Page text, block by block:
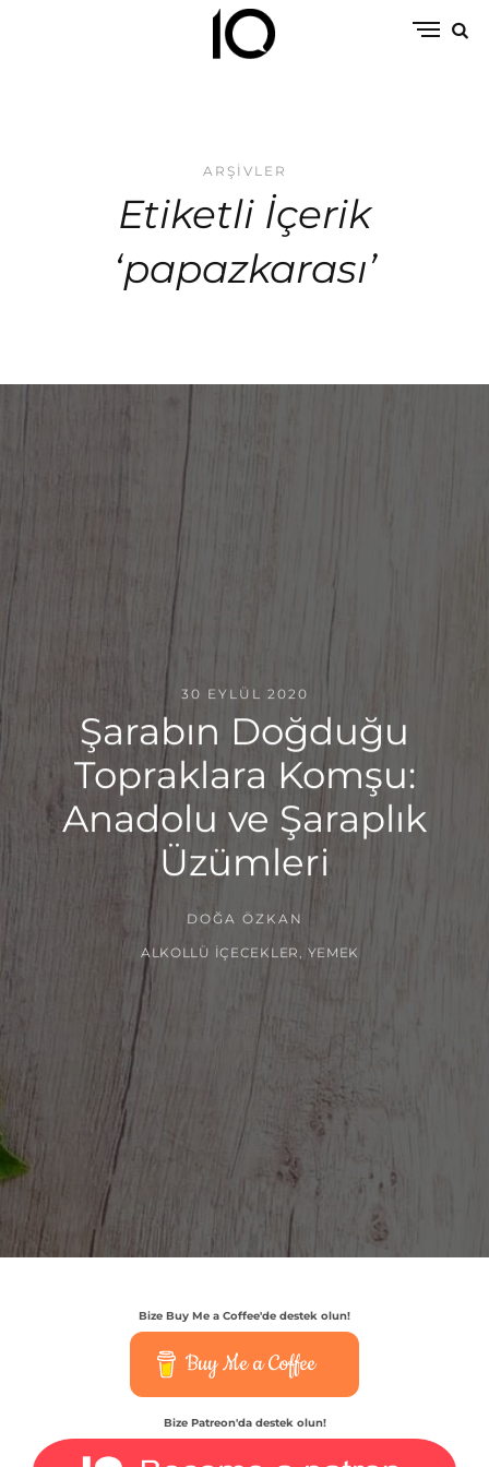
ARŞIVLER
Etiketli İçerik
‘papazkarası’
30 EYLÜL 2020
Şarabın Doğduğu
Topraklara Komşu:
Anadolu ve Şaraplık
Üzümleri
DOĞA ÖZKAN
ALKOLLÜ İÇECEKLER YEMEK
Bize Buy Me a Coffee'de destek olun!
Buy Me a Coffee
Bize Patreon'da destek olun!